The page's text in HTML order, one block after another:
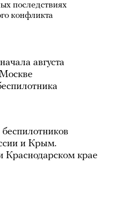
последствиях
конфликта
августа
и Крым.
Краснодарском крае